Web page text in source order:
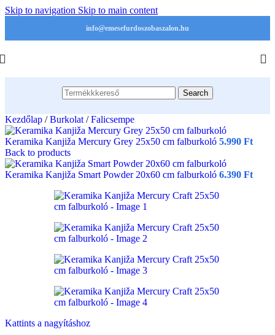
Skip to navigation Skip to main content
info@emesefurdoszobaszalon.hu
Search
Kezdőlap / Burkolat / Falicsempe
Keramika Kanjiža Mercury Grey 25x50 cm falburkoló 5.990 Ft
Back to products
Keramika Kanjiža Smart Powder 20x60 cm falburkoló 6.390 Ft
Kattints a nagyításhoz